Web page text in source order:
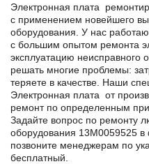
Электронная плата
с применением новейшего
оборудования. У нас
с большим опытом ремонта
эксплуатацию неисправного
решать многие проблемы:
теряете в качестве. Наши
Электронная плата от
ремонт по определенным
Задайте вопрос по ремонту
оборудования 13M0059525
позвоните менеджерам по
бесплатный.